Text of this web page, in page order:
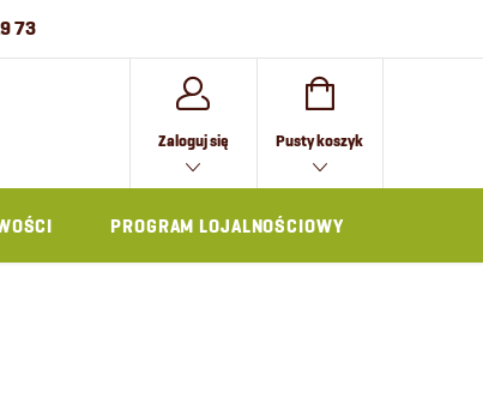
73
Zaloguj się KOSZYK
Pusty koszyk
PROGRAM LOJALNOŚCIOWY